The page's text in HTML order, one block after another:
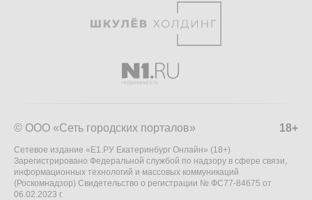
18+
© ООО «Сеть городских порталов»
Сетевое издание «Е1.РУ Екатеринбург Онлайн» (18+)
Зарегистрировано Федеральной службой по надзору в сфере связи,
информационных технологий и массовых коммуникаций
(Роскомнадзор) Свидетельство о регистрации № ФС77-84675 от
06.02.2023 г.